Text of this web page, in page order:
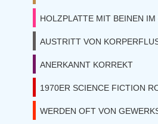
HOLZPLATTE MIT BEINEN
AUSTRITT VON
ANERKANNT KORREKT
1970ER SCIENCE FICTION
WERDEN OFT VON